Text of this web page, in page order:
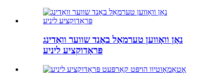
נאָן וואָווען טערמאַל באָנד שווער וואַדינג
פּראָדוקציע ליניע